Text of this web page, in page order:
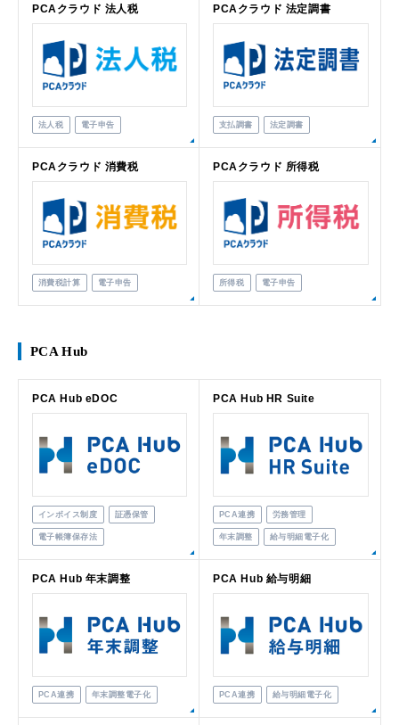
PCAクラウド 法人税
法人税 電子申告
PCAクラウド 法定調書
支払調書 法定調書
PCAクラウド 消費税
消費税計算 電子申告
PCAクラウド 所得税
所得税 電子申告
PCA Hub
PCA Hub eDOC
インボイス制度 証憑保管
電子帳簿保存法
PCA Hub HR Suite
PCA連携 労務管理
年末調整 給与明細電子化
PCA Hub 年末調整
PCA連携 年末調整電子化
PCA Hub 給与明細
PCA連携 給与明細電子化